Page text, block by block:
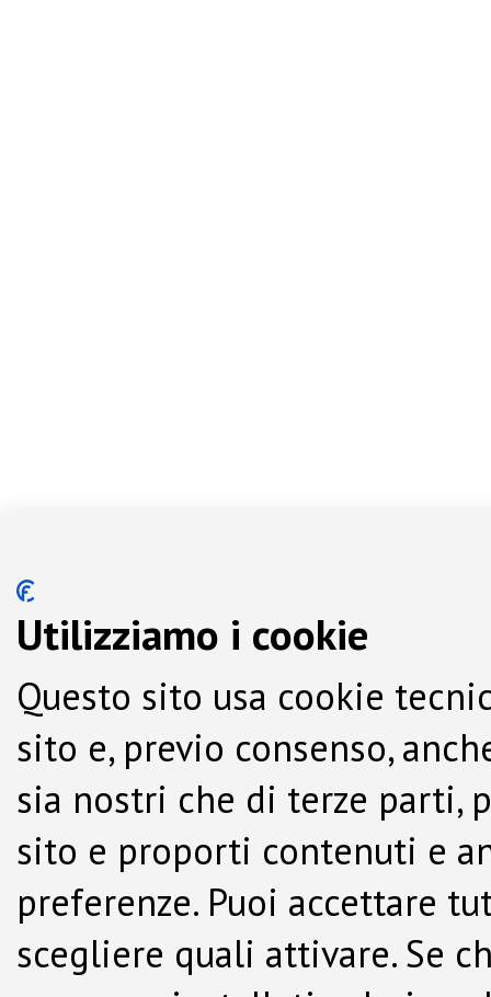
Utilizziamo i cookie
Questo sito usa cookie
sito e, previo consenso,
sia nostri che di terze parti,
sito e proporti contenuti e
preferenze. Puoi accettare
scegliere quali attivare. Se